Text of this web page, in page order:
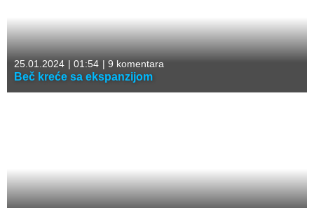
25.01.2024 | 01:54 | 9 komentara
Beč kreće sa ekspanzijom